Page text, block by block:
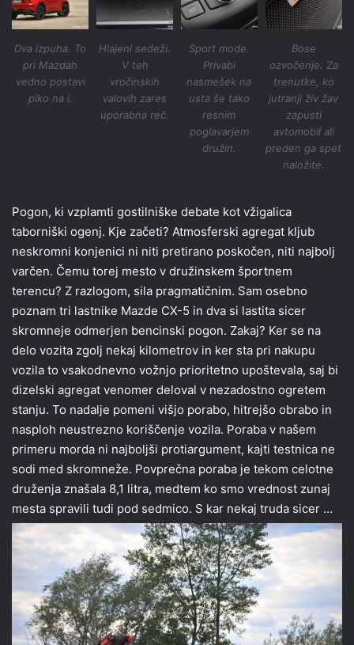
Dva izpuha. To
pri Mazdah
vedno postavi
piko na i.
Hlajeni sedeži.
V teh
vročinskih
valovih zares
uporabna reč.
Sport mode.
Privabi
nasmešek na
usta še tako
resnim
poglavarjem
družin.
Bose
ozvočenje. Za
trenutke, ko
jutranji živ žav
zapusti
avtomobil ali
preden ga spet
naložite.
Pogon, ki vzplamti gostilniške debate kot vžigalica
taborniški ogenj. Kje začeti? Atmosferski agregat kljub
neskromni konjenici ni niti pretirano poskočen, niti najbolj
varčen. Čemu torej mesto v družinskem športnem
terencu? Z razlogom, sila pragmatičnim. Sam osebno
poznam tri lastnike Mazde CX-5 in dva si lastita sicer
skromneje odmerjen bencinski pogon. Zakaj? Ker se na
delo vozita zgolj nekaj kilometrov in ker sta pri nakupu
vozila to vsakodnevno vožnjo prioritetno upoštevala, saj bi
dizelski agregat venomer deloval v nezadostno ogretem
stanju. To nadalje pomeni višjo porabo, hitrejšo obrabo in
nasploh neustrezno koriščenje vozila. Poraba v našem
primeru morda ni najboljši protiargument, kajti testnica ne
sodi med skromneže. Povprečna poraba je tekom celotne
druženja znašala 8,1 litra, medtem ko smo vrednost zunaj
mesta spravili tudi pod sedmico. S kar nekaj truda sicer …